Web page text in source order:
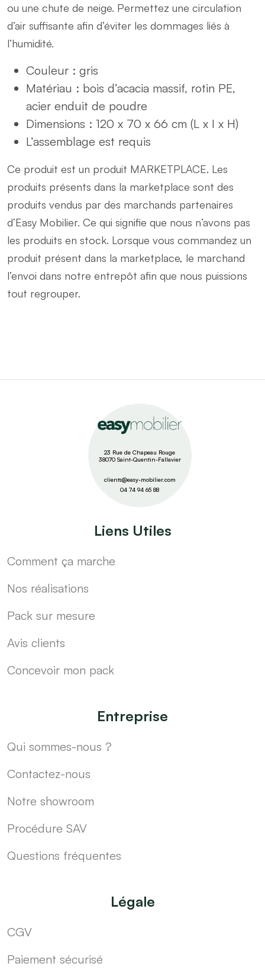
ou une chute de neige. Permettez une circulation
d’air suffisante afin d’éviter les dommages liés à
l’humidité.
Couleur : gris
Matériau : bois d’acacia massif, rotin PE,
acier enduit de poudre
Dimensions : 120 x 70 x 66 cm (L x I x H)
L’assemblage est requis
Ce produit est un produit MARKETPLACE. Les
produits présents dans la marketplace sont des
produits vendus par des marchands partenaires
d’Easy Mobilier. Ce qui signifie que nous n’avons pas
les produits en stock. Lorsque vous commandez un
produit présent dans la marketplace, le marchand
l’envoi dans notre entrepôt afin que nous puissions
tout regrouper.
23 Rue de Chapeau Rouge
38070 Saint-Quentin-Fallavier
clients@easy-mobilier.com
04 74 94 65 88
Liens Utiles
Comment ça marche
Nos réalisations
Pack sur mesure
Avis clients
Concevoir mon pack
Entreprise
Qui sommes-nous ?
Contactez-nous
Notre showroom
Procédure SAV
Questions fréquentes
Légale
CGV
Paiement sécurisé